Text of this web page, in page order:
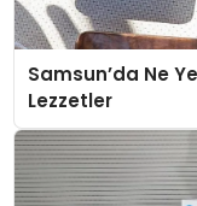
Samsun’da Ne
Lezzetler